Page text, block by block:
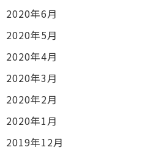
2020年6月
2020年5月
2020年4月
2020年3月
2020年2月
2020年1月
2019年12月